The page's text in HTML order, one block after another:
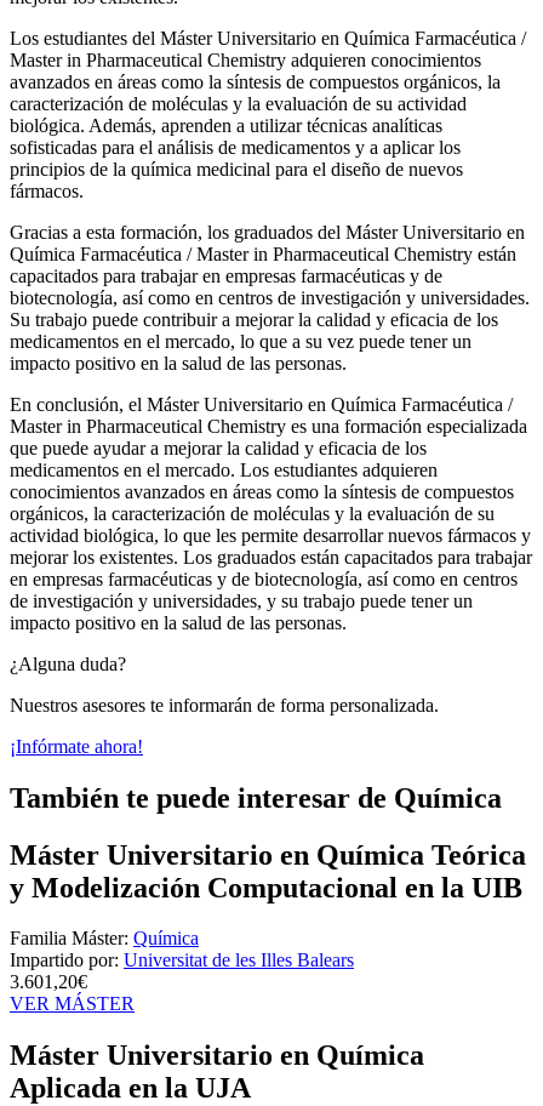
Los estudiantes del Máster Universitario en Química Farmacéutica /
Master in Pharmaceutical Chemistry adquieren conocimientos
avanzados en áreas como la síntesis de compuestos orgánicos, la
caracterización de moléculas y la evaluación de su actividad
biológica. Además, aprenden a utilizar técnicas analíticas
sofisticadas para el análisis de medicamentos y a aplicar los
principios de la química medicinal para el diseño de nuevos
fármacos.
Gracias a esta formación, los graduados del Máster Universitario en
Química Farmacéutica / Master in Pharmaceutical Chemistry están
capacitados para trabajar en empresas farmacéuticas y de
biotecnología, así como en centros de investigación y universidades.
Su trabajo puede contribuir a mejorar la calidad y eficacia de los
medicamentos en el mercado, lo que a su vez puede tener un
impacto positivo en la salud de las personas.
En conclusión, el Máster Universitario en Química Farmacéutica /
Master in Pharmaceutical Chemistry es una formación especializada
que puede ayudar a mejorar la calidad y eficacia de los
medicamentos en el mercado. Los estudiantes adquieren
conocimientos avanzados en áreas como la síntesis de compuestos
orgánicos, la caracterización de moléculas y la evaluación de su
actividad biológica, lo que les permite desarrollar nuevos fármacos y
mejorar los existentes. Los graduados están capacitados para trabajar
en empresas farmacéuticas y de biotecnología, así como en centros
de investigación y universidades, y su trabajo puede tener un
impacto positivo en la salud de las personas.
¿Alguna duda?
Nuestros asesores te informarán de forma personalizada.
¡Infórmate ahora!
También te puede interesar de Química
Máster Universitario en Química Teórica
y Modelización Computacional en la UIB
Familia Máster: Química
Impartido por: Universitat de les Illes Balears
3.601,20€
VER MÁSTER
Máster Universitario en Química
Aplicada en la UJA